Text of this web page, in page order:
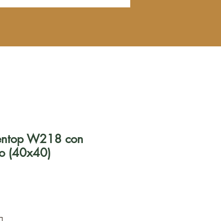
W218 con
(40x40)